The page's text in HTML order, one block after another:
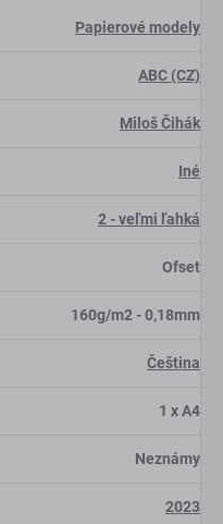
Papierové modely
ABC (CZ)
Miloš Čihák
Iné
2 - veľmi ľahká
Ofset
160g/m2 - 0,18mm
Čeština
1 x A4
Neznámy
2023